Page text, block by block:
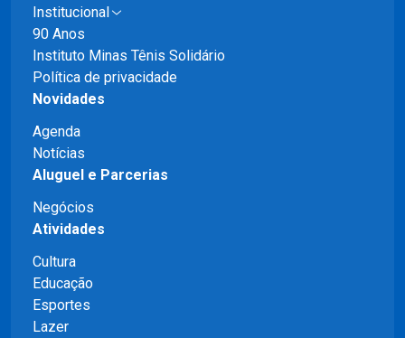
Institucional
90 Anos
Instituto Minas Tênis Solidário
Política de privacidade
Novidades
Agenda
Notícias
Aluguel e Parcerias
Negócios
Atividades
Cultura
Educação
Esportes
Lazer